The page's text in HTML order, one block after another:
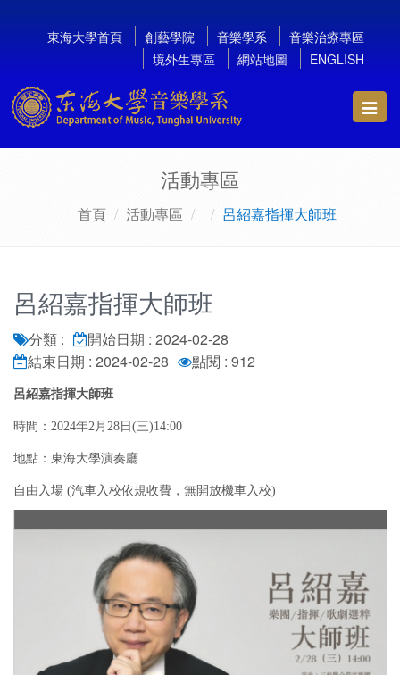
東海大學首頁 創藝學院 音樂學系
音樂治療專區
境外生專區
網站地圖 ENGLISH
活動專區
首頁 活動專區 呂紹嘉指揮大師班
呂紹嘉指揮大師班
分類 :
開始日期 : 2024-02-28
結束日期 : 2024-02-28
點閱 : 912
呂紹嘉指揮大師班
時間：2024年2月28日(三)14:00
地點：東海大學演奏廳
自由入場 (汽車入校依規收費，無開放機車入校)